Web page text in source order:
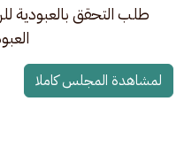
طلب التحقق بالعبودية
لمشاهدة المجلس كاملا